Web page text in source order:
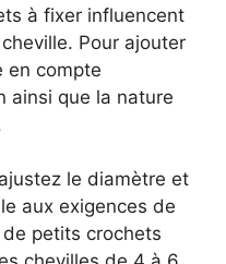
à fixer influencent
Pour ajouter
en compte
ainsi que la nature
le diamètre et
aux exigences de
petits crochets